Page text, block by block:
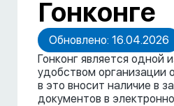
Гонконге
Обновлено: 16.04.2026
Гонконг является одной
удобством организации
в это вносит наличие в
документов в